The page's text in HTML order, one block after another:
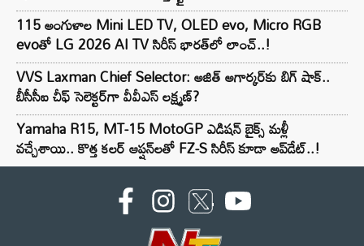
115 అంగుళాల Mini LED TV, OLED evo, Micro RGB
evoతో LG 2026 AI TV సిరీస్ భారత్‌లో లాంచ్..!
VVS Laxman Chief Selector: అజిత్ అగార్కర్‌కు బిగ్ షాక్..
బీసీసీఐ చీఫ్ సెలెక్టర్‌గా వీవీఎస్ లక్ష్మణ్?
Yamaha R15, MT-15 MotoGP ఎడిషన్ బైక్స్ మళ్లీ
వచ్చేశాయి.. కొత్త కలర్ ఆప్షన్‌లతో FZ-S సిరీస్ కూడా అప్‌డేట్..!